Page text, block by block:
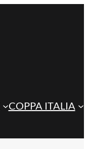
COPPA ITALIA